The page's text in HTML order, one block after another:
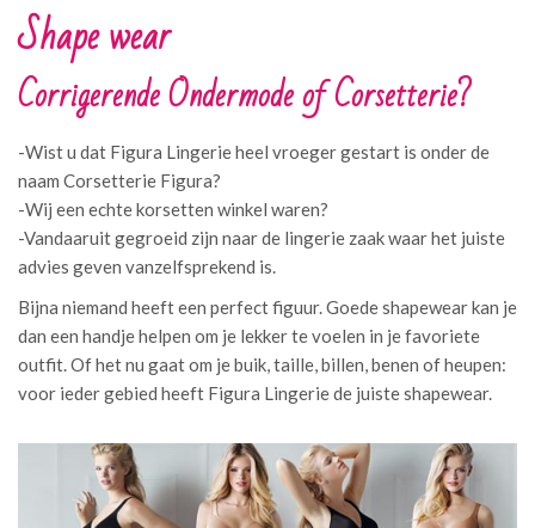
Shape wear
Corrigerende Ondermode of Corsetterie?
-Wist u dat Figura Lingerie heel vroeger gestart is onder de
naam Corsetterie Figura?
-Wij een echte korsetten winkel waren?
-Vandaaruit gegroeid zijn naar de lingerie zaak waar het juiste
advies geven vanzelfsprekend is.
Bijna niemand heeft een perfect figuur. Goede shapewear kan je
dan een handje helpen om je lekker te voelen in je favoriete
outfit. Of het nu gaat om je buik, taille, billen, benen of heupen:
voor ieder gebied heeft Figura Lingerie de juiste shapewear.